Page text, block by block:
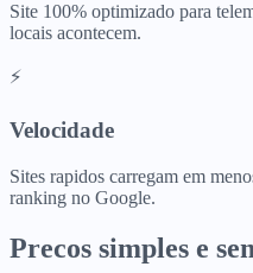
Site 100% optimizado para
locais acontecem.
⚡
Velocidade
Sites rapidos carregam em
ranking no Google.
Precos simples e